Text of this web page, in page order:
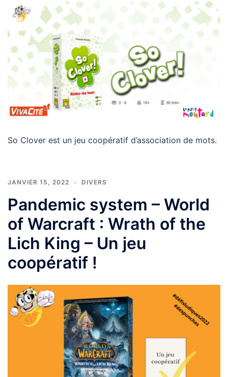
So Clover est un jeu coopératif d’association de mots.
JANVIER 15, 2022 DIVERS
Pandemic system – World
of Warcraft : Wrath of the
Lich King – Un jeu
coopératif !